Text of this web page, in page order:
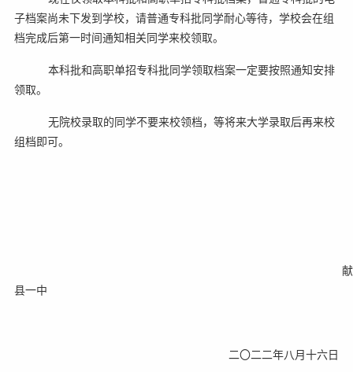
子档案尚未下发到学校，请普通专科批同学耐心等待，学校会在组
档完成后第一时间通知相关同学来校领取。
本科批和高职单招专科批同学领取档案一定要按照通知安排
领取。
无院校录取的同学不要来校领档，等将来大学录取后再来校
组档即可。
献
县一中
二〇二二年八月十六日